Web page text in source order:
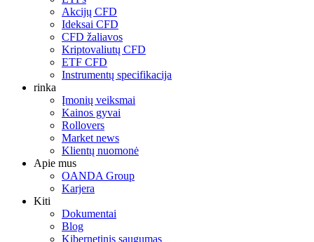
Akcijų CFD
Ideksai CFD
CFD žaliavos
Kriptovaliutų CFD
ETF CFD
Instrumentų specifikacija
rinka
Įmonių veiksmai
Kainos gyvai
Rollovers
Market news
Klientų nuomonė
Apie mus
OANDA Group
Karjera
Kiti
Dokumentai
Blog
Kibernetinis saugumas